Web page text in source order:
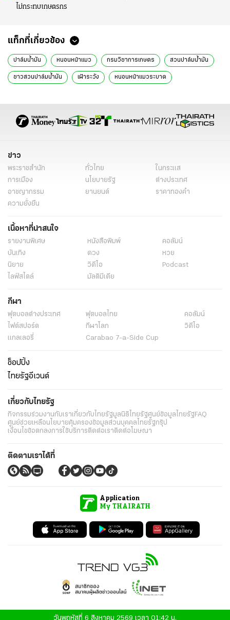
ไม่กระทบเกษตรกร
แท็กที่เกี่ยวข้อง
ปาล์มน้ำมัน หนอนหน้าแมว กรมวิชาการเกษตร สวนปาล์มน้ำมัน
ชาวสวนปาล์มน้ำมัน เฝ้าระวัง หนอนหน้าแมวระบาด
ข่าว
พระราชสำนัก ทั่วไทย
ในกระแส
การเมือง
นโยบายรัฐ
ต่างประเทศ
อาชญากรรม
ยานยนต์
ราคาทองคำ
ความยั่งยืน
เนื้อหาที่น่าสนใจ
รายงานพิเศษ หนังสือพิมพ์
คอลัมน์
บันเทิง
ดวง
หวย
นิยาย
วิดีโอ
Podcast
ไลฟ์สไตล์
มัลติมีเดีย
กีฬา
ฟุตบอลต่่างประเทศ ฟุตบอลไทย
คอลัมน์
ไฟต์สปอร์ต
กีฬาโลก
วิดีโอ
แกลเลอรี่
Carabao 7-a-Side Cup
ช็อปปิ้ง
ไทยรัฐอีเวนต์
เกี่ยวกับไทยรัฐ
กิจกรรมร่วมงานกับเราเกี่ยวกับไทยรัฐมูลนิธิไทยรัฐศูนย์ข้อมูลไทยรัฐFAQ
ศูนย์ช่วยเหลือนโยบายคุ้มครองข้อมูลส่วนบุคคลไทยรัฐกรุ๊ป
เงื่อนไขข้อตกลงการใช้บริการติดต่อเราติดต่อโฆษณา
ติดตามเราได้ที่
Application
My THAIRATH
วันพฤหัสที่ 6 สิงหาคม 2569 เวลา 01:42 น.